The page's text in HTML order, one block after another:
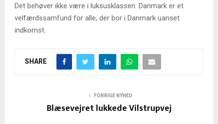
Det behøver ikke være i luksusklassen. Danmark er et
velfærdssamfund for alle, der bor i Danmark uanset
indkomst.
SHARE
FORRIGE NYHED
Blæsevejret lukkede Vilstrupvej